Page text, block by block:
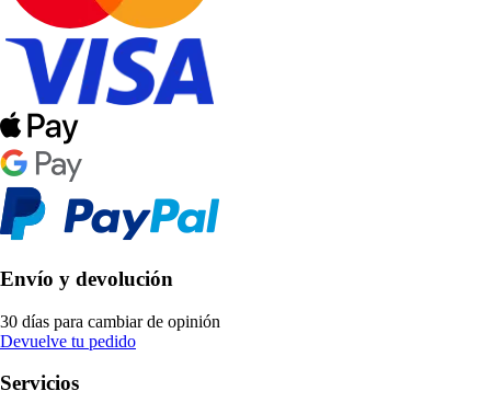
Envío y devolución
30 días para cambiar de opinión
Devuelve tu pedido
Servicios